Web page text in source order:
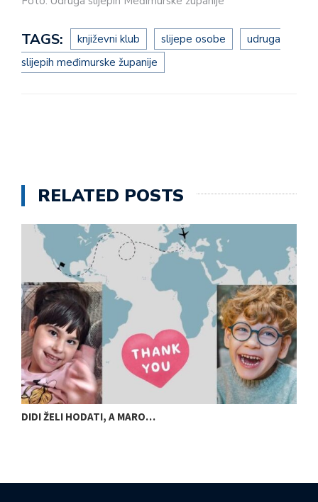
TAGS: književni klub slijepe osobe
udruga
slijepih međimurske županije
RELATED POSTS
DIDI ŽELI HODATI, A MARO…